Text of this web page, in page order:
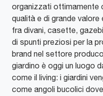
organizzati ottimamente
qualità e di grande valore
fra divani, casette,
di spunti preziosi per la
brand nel settore
giardino è oggi un luogo
come il living: i giardini
come angoli bucolici